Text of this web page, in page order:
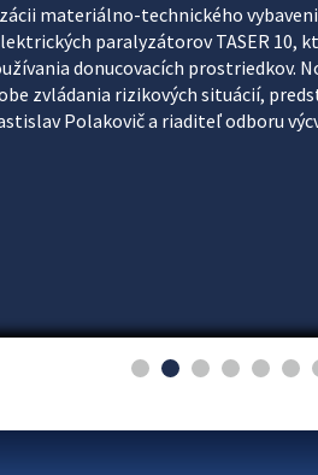
materiálno-technického
paralyzátorov TASER 10,
donucovacích prostriedkov.
zvládania rizikových situácií,
Polakovič a riaditeľ odboru